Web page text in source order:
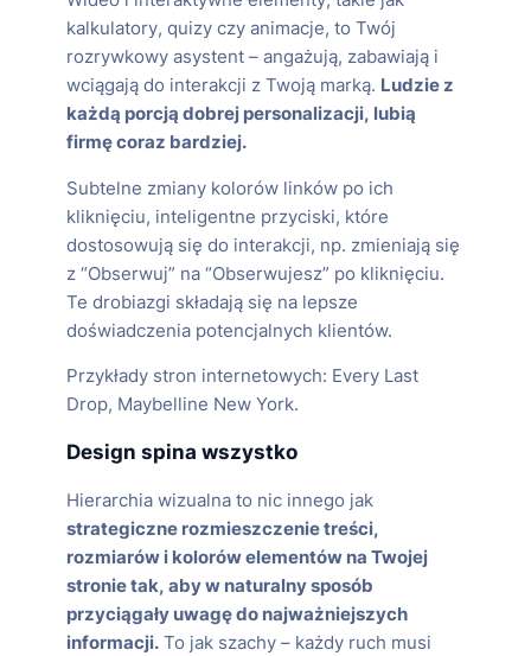
kalkulatory, quizy czy animacje, to Twój
rozrywkowy asystent – angażują, zabawiają i
wciągają do interakcji z Twoją marką. Ludzie z
każdą porcją dobrej personalizacji, lubią
firmę coraz bardziej.
Subtelne zmiany kolorów linków po ich
kliknięciu, inteligentne przyciski, które
dostosowują się do interakcji, np. zmieniają się
z “Obserwuj” na “Obserwujesz” po kliknięciu.
Te drobiazgi składają się na lepsze
doświadczenia potencjalnych klientów.
Przykłady stron internetowych: Every Last
Drop, Maybelline New York.
Design spina wszystko
Hierarchia wizualna to nic innego jak
strategiczne rozmieszczenie treści,
rozmiarów i kolorów elementów na Twojej
stronie tak, aby w naturalny sposób
przyciągały uwagę do najważniejszych
informacji. To jak szachy – każdy ruch musi